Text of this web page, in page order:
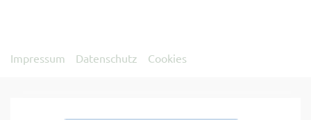
Impressum Datenschutz Cookies